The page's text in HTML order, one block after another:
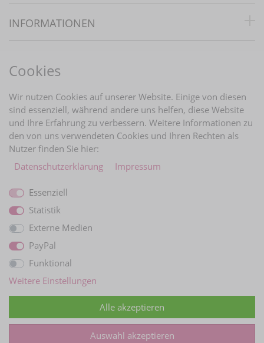
INFORMATIONEN
BRAUTINFOS
ZAHLUNGARTEN
WIR VERSCHICKEN MIT
Cookies
Wir nutzen Cookies auf unserer Website. Einige von diesen
sind essenziell, während andere uns helfen, diese Website
und Ihre Erfahrung zu verbessern. Weitere Informationen zu
den von uns verwendeten Cookies und Ihren Rechten als
Nutzer finden Sie hier:
Daten­schutz­erklärung
Impressum
Essenziell
Statistik
Externe Medien
PayPal
Funktional
Weitere Einstellungen
Alle akzeptieren
Auswahl akzeptieren